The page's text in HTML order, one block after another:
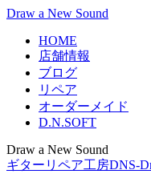
Draw a New Sound
HOME
店舗情報
ブログ
リペア
オーダーメイド
D.N.SOFT
Draw a New Sound
ギターリペア工房DNS-